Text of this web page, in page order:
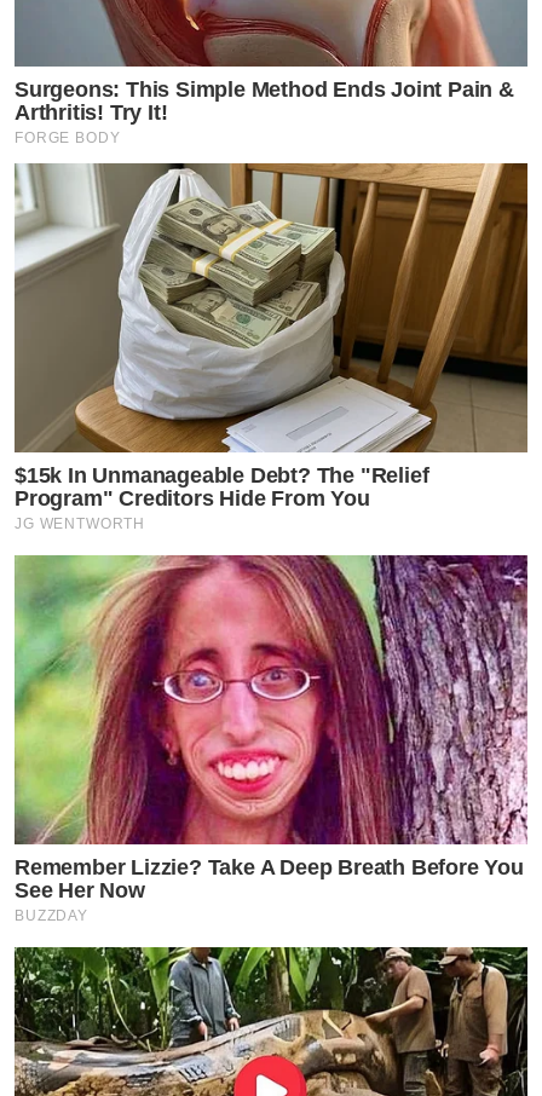
Surgeons: This Simple Method Ends Joint Pain &
Arthritis! Try It!
FORGE BODY
$15k In Unmanageable Debt? The "Relief
Program" Creditors Hide From You
JG WENTWORTH
Remember Lizzie? Take A Deep Breath Before You
See Her Now
BUZZDAY